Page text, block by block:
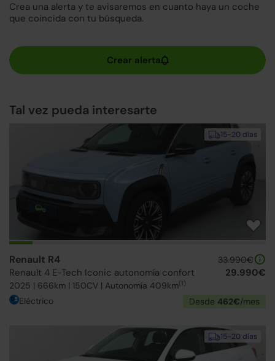
Crea una alerta y te avisaremos en cuanto haya un coche
que coincida con tu búsqueda.
Tal vez pueda interesarte
15-20 días
Renault R4
Renault 4 E-Tech Iconic autonomía confort
2025 | 666km | 150CV | Autonomía 409km(1)
33.990€
29.990€
Eléctrico Desde 462€/mes
15-20 días